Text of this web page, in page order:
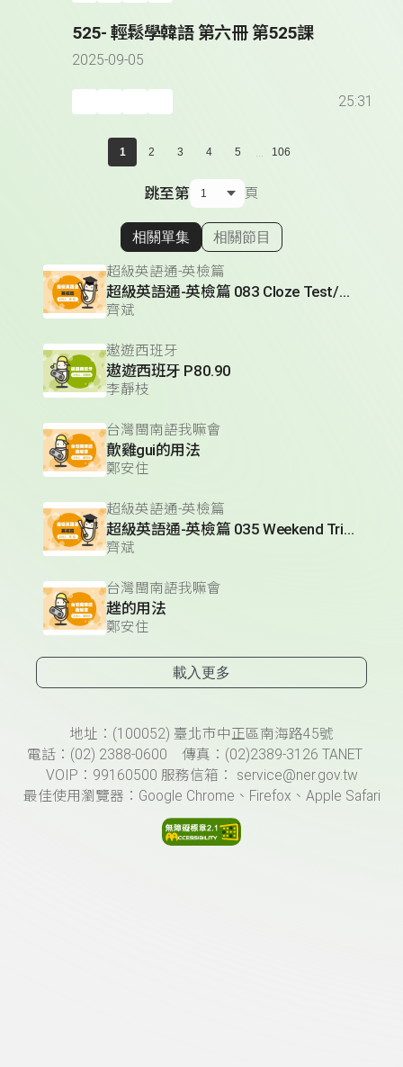
525- 輕鬆學韓語 第六冊 第525課
2025-09-05
25:31
1 2 3 4 5 ... 106
跳至第 頁
顯示相關單集
相關單集 相關節目
超級英語通-英檢篇
超級英語通-英檢篇 083 Cloze Test/段落填空-13
齊斌
遨遊西班牙
遨遊西班牙 P80.90
李靜枝
台灣閩南語我嘛會
歕雞gui的用法
鄭安住
超級英語通-英檢篇
超級英語通-英檢篇 035 Weekend Trip- 週末旅遊
齊斌
台灣閩南語我嘛會
趖的用法
鄭安住
載入更多
頁尾資訊地址：(100052) 臺北市中正區南海路45號
電話：(02) 2388-0600 傳真：(02)2389-3126 TANET
VOIP：99160500 服務信箱： service@ner.gov.tw
最佳使用瀏覽器：Google Chrome、Firefox、Apple Safari